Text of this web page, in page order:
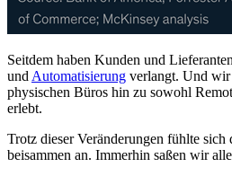
Seitdem haben Kunden und
und Automatisierung verlangt. Und wir
physischen Büros hin zu sowohl
erlebt.
Trotz dieser Veränderungen fühlte
beisammen an. Immerhin saßen wir